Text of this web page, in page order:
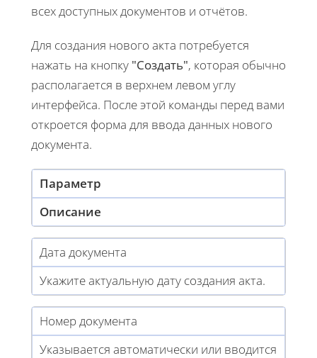
всех доступных документов и отчётов.
Для создания нового акта потребуется
нажать на кнопку "Создать", которая обычно
располагается в верхнем левом углу
интерфейса. После этой команды перед вами
откроется форма для ввода данных нового
документа.
Параметр
Описание
Дата документа
Укажите актуальную дату создания акта.
Номер документа
Указывается автоматически или вводится